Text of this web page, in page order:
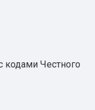
кодами Честного